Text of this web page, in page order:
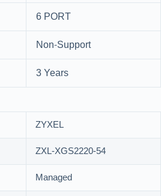
6 PORT
Non-Support
3 Years
ZYXEL
ZXL-XGS2220-54
Managed